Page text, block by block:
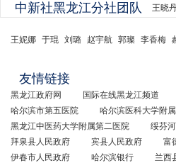
中新社黑龙江分社团队 王晓
王妮娜 于琨 刘璐 赵宇航 郭璨 李香梅
友情链接
黑龙江政府网 国际在线黑龙江频道
哈尔滨市第五医院
哈尔滨医科大学附
黑龙江中医药大学附属第二医院
绥芬
拜泉县人民政府
宾县人民政府 富
伊春市人民政府
哈尔滨银行 兰西